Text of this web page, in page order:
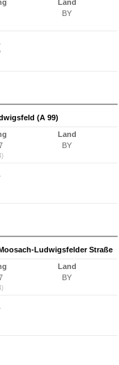
Land
BY
(A 99)
Land
BY
Ludwigsfelder Straße
Land
BY